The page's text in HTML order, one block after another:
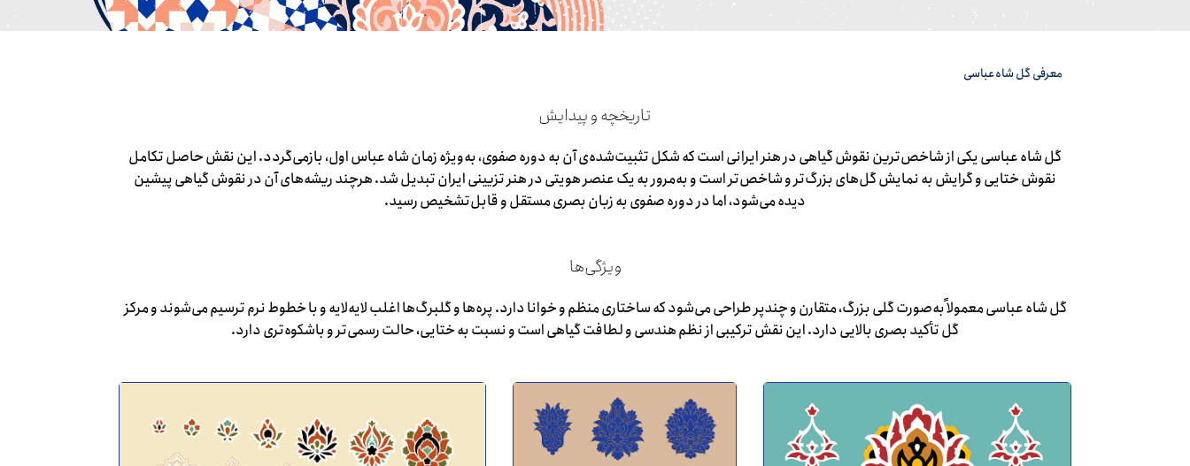
معرفی گل شاه‌عباسی
تاریخچه و پیدایش
گل شاه عباسی یکی از شاخص‌ترین نقوش گیاهی در هنر ایرانی است که شکل تثبیت‌شده‌ی آن به دوره صفوی، به‌ویژه زمان شاه عباس اول، بازمی‌گردد. این نقش حاصل تکامل
نقوش ختایی و گرایش به نمایش گل‌های بزرگ‌تر و شاخص‌تر است و به‌مرور به یک عنصر هویتی در هنر تزیینی ایران تبدیل شد. هرچند ریشه‌های آن در نقوش گیاهی پیشین
دیده می‌شود، اما در دوره صفوی به زبان بصری مستقل و قابل‌تشخیص رسید.
ویژگی‌ها
گل شاه عباسی معمولاً به‌صورت گلی بزرگ، متقارن و چندپر طراحی می‌شود که ساختاری منظم و خوانا دارد. پره‌ها و گلبرگ‌ها اغلب لایه‌لایه و با خطوط نرم ترسیم می‌شوند و مرکز
گل تأکید بصری بالایی دارد. این نقش ترکیبی از نظم هندسی و لطافت گیاهی است و نسبت به ختایی، حالت رسمی‌تر و باشکوه‌تری دارد.